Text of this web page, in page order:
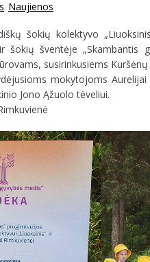
, Naujienos
šokių kolektyvo
šokių šventėje „Skambantis
susirinkusiems
mokytojoms
Jono Ąžuolo tėveliui.